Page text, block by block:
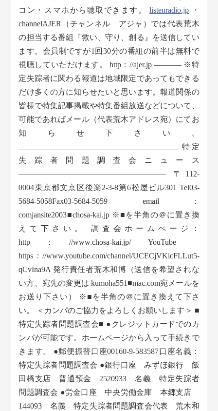
コン・スマホから聴取できます。listenradio.jp ・
channelAJER（チャンネル アジャ）では代表荒木
の担当する番組『救い、守り、創る』を送信してい
ます。会員制ですが1回30分の番組の前半は無料で
視聴していただけます。 http：//ajer.jp ———– ※特
定失踪者に関わる報道は地域限定であってもできる
だけ多くの方に知らせたいと思います。報道関係の
皆様で特集記事掲載や特集番組放送などについて、
可能であればメール（代表荒木アドレス宛）にてお
知らせ下さい。
_________________________________________ 特定
失踪者問題調査会ニュース
——————————————————— 〒112-
0004東京都文京区後楽2-3-8第6松屋ビル301 Tel03-
5684-5058Fax03-5684-5059 email：
comjansite2003■chosa-kai.jp ※■を半角の＠に置き換
えて下さい。 調査会ホームぺージ：
http：//www.chosa-kai.jp/ YouTube
https：//www.youtube.com/channel/UCECjVKicFLLut5-
qCvIna9A 発行責任者荒木和博（送信を希望されな
い方、宛先の変更は kumoha551■mac.com宛メールを
お送り下さい） ※■を半角の＠に置き換えて下さ
い。 ＜カンパのご協力をよろしくお願いします＞ ■
特定失踪者問題調査会■ ●クレジットカードでのカ
ンパが可能です。ホームページから入って手続きで
きます。 ●郵便振替口座00160-9-583587口座名義：
特定失踪者問題調査会 ●銀行口座 みずほ銀行 飯
田橋支店 普通預金 2520933 名義 特定失踪者
問題調査会 ●労金口座 中央労働金庫 本郷支店
144093 名義 特定失踪者問題調査会代表 荒木和